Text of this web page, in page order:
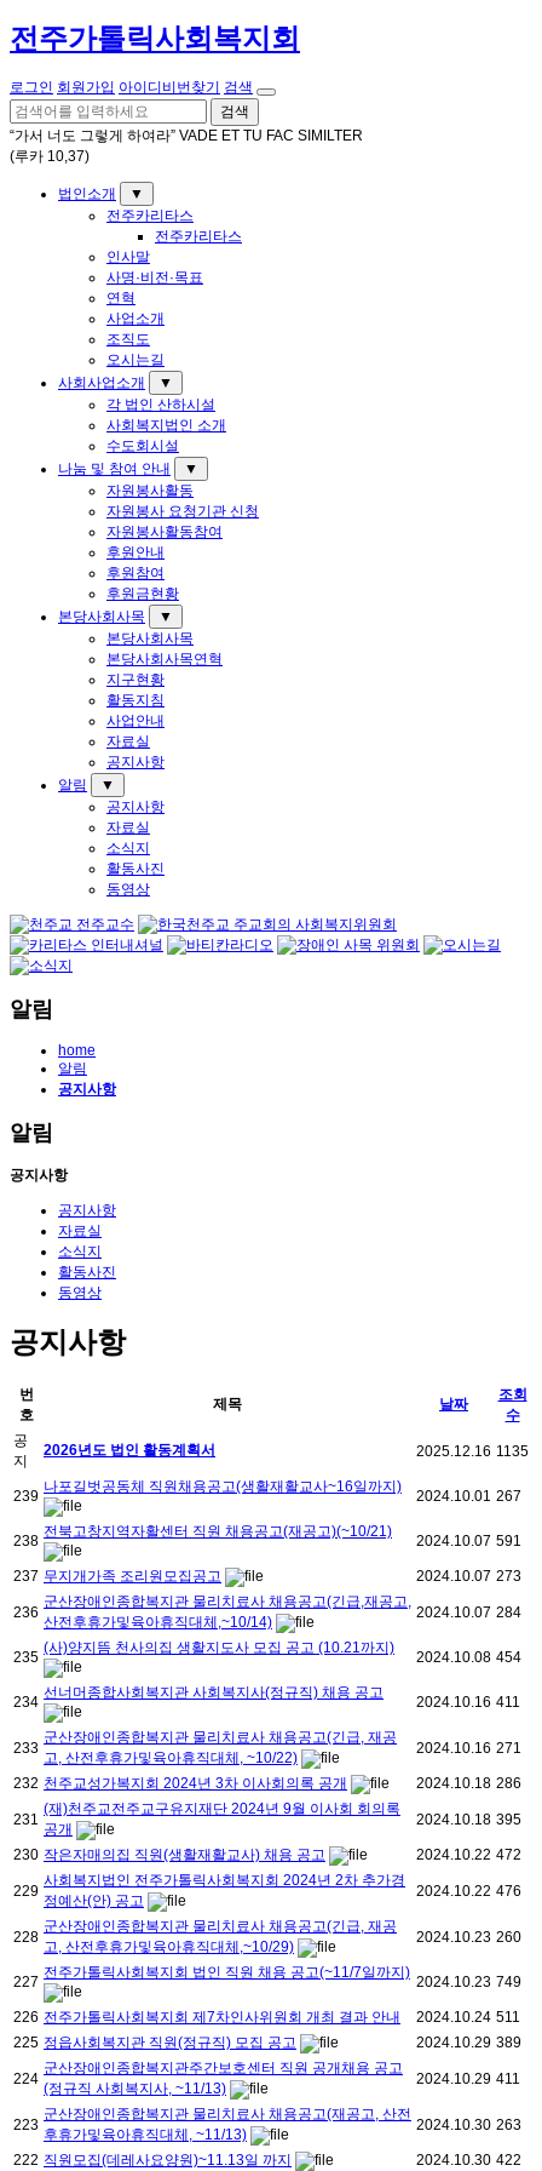
전주가톨릭사회복지회
로그인 회원가입 아이디비번찾기
검색
검색
“가서 너도 그렇게 하여라” VADE ET TU FAC SIMILTER
(루카 10,37)
법인소개
▼
전주카리타스
전주카리타스
인사말
사명·비전·목표
연혁
사업소개
조직도
오시는길
사회사업소개
▼
각 법인 산하시설
사회복지법인 소개
수도회시설
나눔 및 참여 안내
▼
자원봉사활동
자원봉사 요청기관 신청
자원봉사활동참여
후원안내
후원참여
후원금현황
본당사회사목
▼
본당사회사목
본당사회사목연혁
지구현황
활동지침
사업안내
자료실
공지사항
알림
▼
공지사항
자료실
소식지
활동사진
동영상
알림
home
알림
공지사항
알림
공지사항
공지사항
자료실
소식지
활동사진
동영상
공지사항
번
호
제목 날짜
조회
수
공
지
2026년도 법인 활동계획서 2025.12.16 1135
239
나포길벗공동체 직원채용공고(생활재활교사~16일까지)
2024.10.01 267
238
전북고창지역자활센터 직원 채용공고(재공고)(~10/21)
2024.10.07 591
237 무지개가족 조리원모집공고 2024.10.07 273
236
군산장애인종합복지관 물리치료사 채용공고(긴급,재공고,
산전후휴가및육아휴직대체,~10/14)
2024.10.07 284
235
(사)양지뜸 천사의집 생활지도사 모집 공고 (10.21까지)
2024.10.08 454
234
선너머종합사회복지관 사회복지사(정규직) 채용 공고
2024.10.16 411
233
군산장애인종합복지관 물리치료사 채용공고(긴급, 재공
고, 산전후휴가및육아휴직대체, ~10/22)
2024.10.16 271
232 천주교성가복지회 2024년 3차 이사회의록 공개 2024.10.18 286
231
(재)천주교전주교구유지재단 2024년 9월 이사회 회의록
공개
2024.10.18 395
230 작은자매의집 직원(생활재활교사) 채용 공고 2024.10.22 472
229
사회복지법인 전주가톨릭사회복지회 2024년 2차 추가경
정예산(안) 공고
2024.10.22 476
228
군산장애인종합복지관 물리치료사 채용공고(긴급, 재공
고, 산전후휴가및육아휴직대체,~10/29)
2024.10.23 260
227
전주가톨릭사회복지회 법인 직원 채용 공고(~11/7일까지)
2024.10.23 749
226 전주가톨릭사회복지회 제7차인사위원회 개최 결과 안내 2024.10.24 511
225 정읍사회복지관 직원(정규직) 모집 공고 2024.10.29 389
224
군산장애인종합복지관주간보호센터 직원 공개채용 공고
(정규직 사회복지사, ~11/13)
2024.10.29 411
223
군산장애인종합복지관 물리치료사 채용공고(재공고, 산전
후휴가및육아휴직대체, ~11/13)
2024.10.30 263
222 직원모집(데레사요양원)~11.13일 까지 2024.10.30 422